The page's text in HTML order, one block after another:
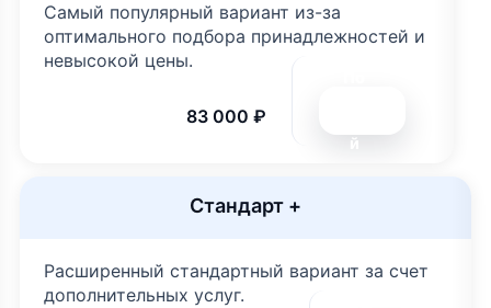
Самый популярный вариант из-за
оптимального подбора принадлежностей и
невысокой цены.
83 000 ₽
й
Стандарт +
Расширенный стандартный вариант за счет
дополнительных услуг.